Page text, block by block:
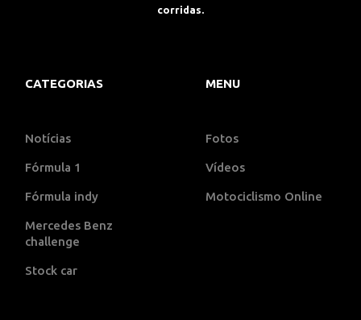
corridas.
CATEGORIAS
Notícias
Fórmula 1
Fórmula indy
Mercedes Benz
challenge
Stock car
MENU
Fotos
Vídeos
Motociclismo Online